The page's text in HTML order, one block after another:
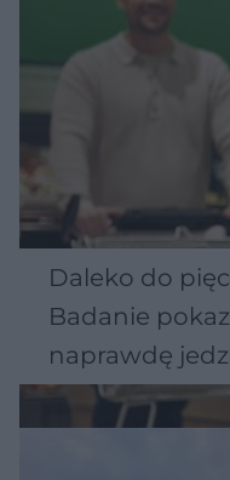
Daleko do
Badanie
naprawdę